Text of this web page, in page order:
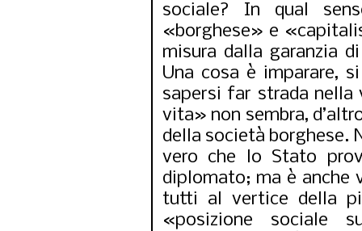
sociale? In qual
«borghese» e
misura dalla garanzia
Una cosa è imparare,
sapersi far strada
vita» non sembra,
della società borghese.
vero che lo Stato
diplomato; ma è anche
tutti al vertice della
«posizione sociale